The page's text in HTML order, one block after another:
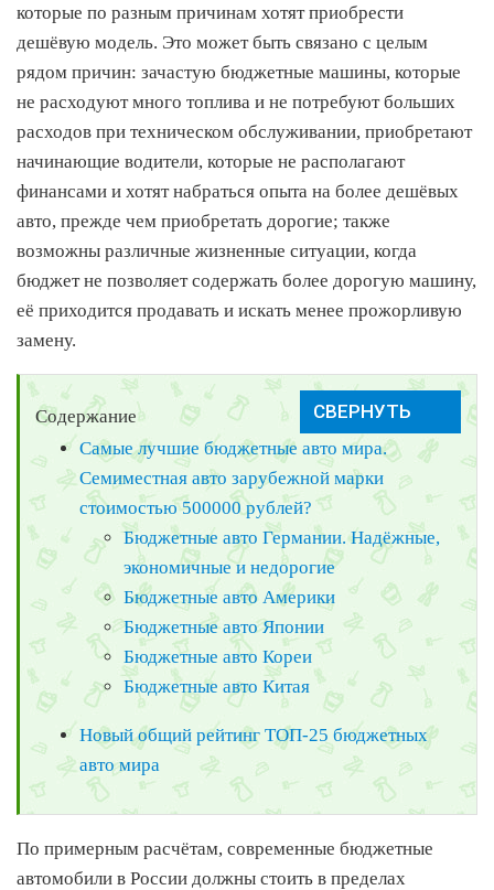
которые по разным причинам хотят приобрести
дешёвую модель. Это может быть связано с целым
рядом причин: зачастую бюджетные машины, которые
не расходуют много топлива и не потребуют больших
расходов при техническом обслуживании, приобретают
начинающие водители, которые не располагают
финансами и хотят набраться опыта на более дешёвых
авто, прежде чем приобретать дорогие; также
возможны различные жизненные ситуации, когда
бюджет не позволяет содержать более дорогую машину,
её приходится продавать и искать менее прожорливую
замену.
Содержание
Самые лучшие бюджетные авто мира.
Семиместная авто зарубежной марки
стоимостью 500000 рублей?
Бюджетные авто Германии. Надёжные,
экономичные и недорогие
Бюджетные авто Америки
Бюджетные авто Японии
Бюджетные авто Кореи
Бюджетные авто Китая
Новый общий рейтинг ТОП-25 бюджетных
авто мира
По примерным расчётам, современные бюджетные
автомобили в России должны стоить в пределах